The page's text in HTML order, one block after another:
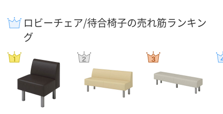
ロビーチェア/待合椅子の売れ筋ランキン
グ